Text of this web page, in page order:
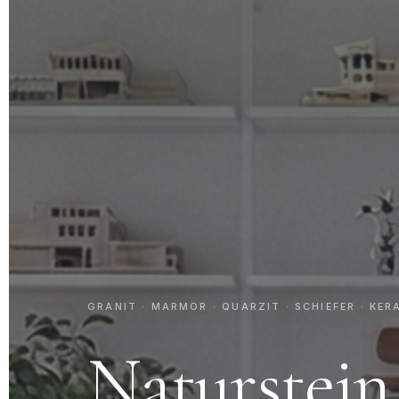
GRANIT · MARMOR · QUARZIT · SCHIEFER ·